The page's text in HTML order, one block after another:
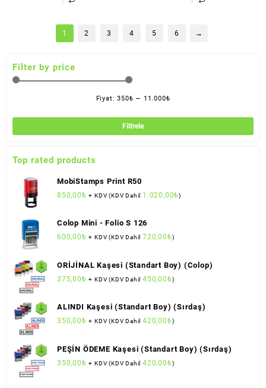
1 2 3 4 5 6 →
Filter by price
Filtrele
Fiyat:350₺ — 11.000₺
Top rated products
MobiStamps Print R50
850,00₺ + KDV (KDV Dahil 1.020,00₺)
Colop Mini - Folio S 126
600,00₺ + KDV (KDV Dahil 720,00₺)
ORİJİNAL Kaşesi (Standart Boy) (Colop)
375,00₺ + KDV (KDV Dahil450,00₺)
ALINDI Kaşesi (Standart Boy) (Sırdaş)
350,00₺ + KDV (KDV Dahil420,00₺)
PEŞİN ÖDEME Kaşesi (Standart Boy) (Sırdaş)
350,00₺ + KDV (KDV Dahil420,00₺)